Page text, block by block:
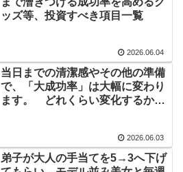
ッズ等、投資すべき項目一覧
2026.06.04
当日までの清潔感やその他の準備
で、「大成功率」は大幅に変わり
ます。 どれくらい変化するかの
2026.06.03
弟子が大人の手当てを5→3へ下げ